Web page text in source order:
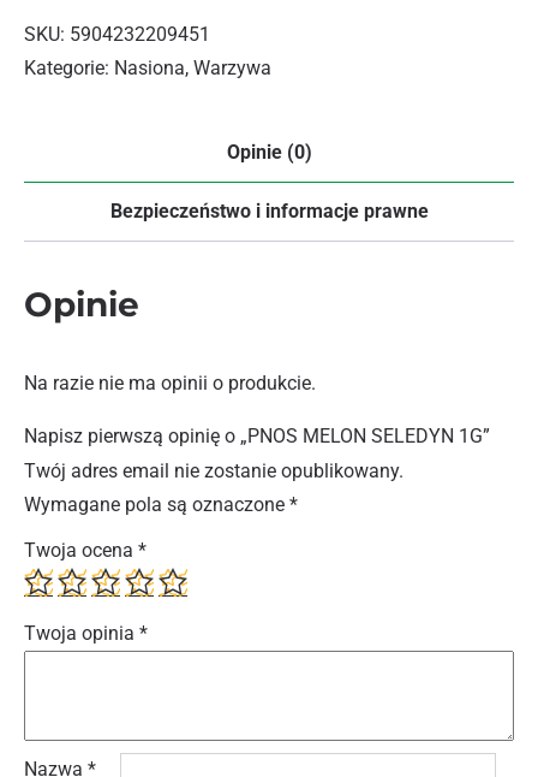
SKU: 5904232209451
Kategorie: Nasiona, Warzywa
Opinie (0)
Bezpieczeństwo i informacje prawne
Opinie
Na razie nie ma opinii o produkcie.
Napisz pierwszą opinię o „PNOS MELON SELEDYN 1G”
Twój adres email nie zostanie opublikowany.
Wymagane pola są oznaczone *
Twoja ocena *
Twoja opinia *
Nazwa *